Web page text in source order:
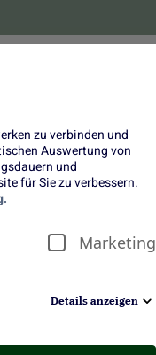
zu verbinden und
Auswertung von
und
für Sie zu verbessern.
Marketing
Details anzeigen